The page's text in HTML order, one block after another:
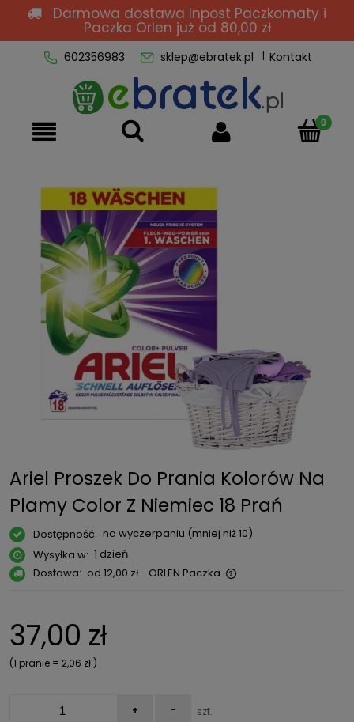
Darmowa dostawa Inpost Paczkomaty i
Paczka Orlen już od 80,00 zł
602356983 sklep@ebratek.pl Kontakt
Ariel Proszek Do Prania Kolorów Na
Plamy Color Z Niemiec 18 Prań
Dostępność: na wyczerpaniu (mniej niż 10)
Wysyłka w: 1 dzień
Dostawa: od 12,00 zł- ORLEN Paczka
37,00 zł
(1 pranie = 2,06 zł )
+ - szt.